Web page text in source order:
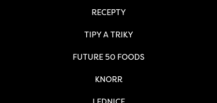
RECEPTY
TIPY A TRIKY
FUTURE 50 FOODS
KNORR